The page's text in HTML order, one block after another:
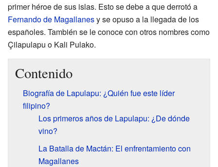
primer héroe de sus islas. Esto se debe a que derrotó a
Fernando de Magallanesy se opuso a la llegada de los
españoles. También se le conoce con otros nombres como
Çilapulapu o Kali Pulako.
Contenido
Biografía de Lapulapu: ¿Quién fue este líder
filipino?
Los primeros años de Lapulapu: ¿De dónde
vino?
La Batalla de Mactán: El enfrentamiento con
Magallanes